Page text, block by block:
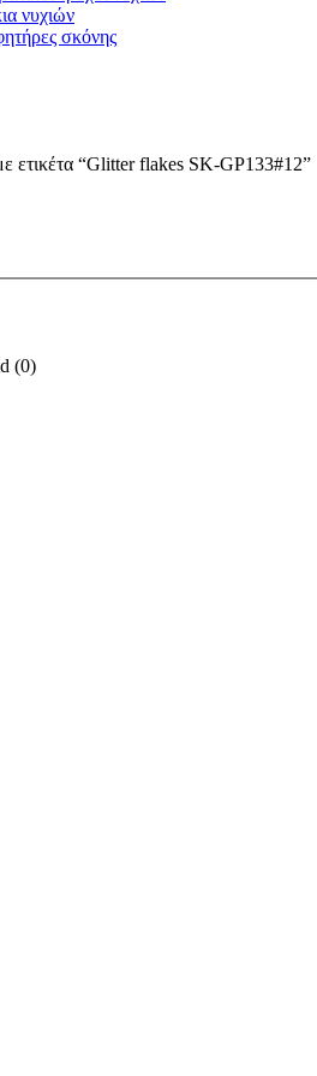
νυχιών
σκόνης
ετικέτα “Glitter flakes SK-GP133#12”
(0)